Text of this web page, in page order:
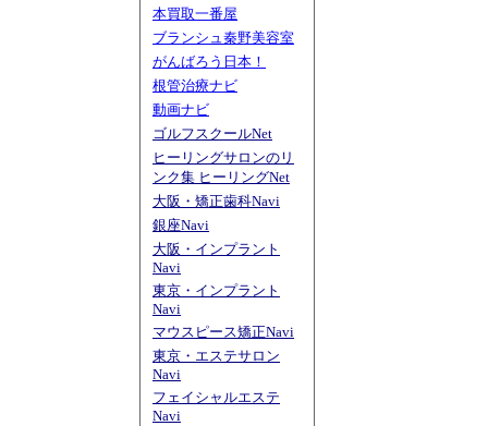
本買取一番屋
ブランシュ秦野美容室
がんばろう日本！
根管治療ナビ
動画ナビ
ゴルフスクールNet
ヒーリングサロンのリ
ンク集 ヒーリングNet
大阪・矯正歯科Navi
銀座Navi
大阪・インプラント
Navi
東京・インプラント
Navi
マウスピース矯正Navi
東京・エステサロン
Navi
フェイシャルエステ
Navi